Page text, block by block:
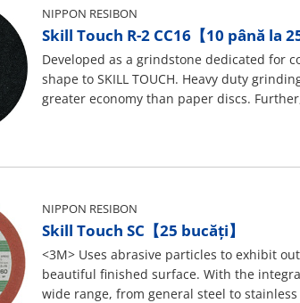
NIPPON RESIBON
Skill Touch R-2 CC16【10 până la
Developed as a grindstone dedicated for
shape to SKILL TOUCH. Heavy duty
greater economy than paper discs.
NIPPON RESIBON
Skill Touch SC【25 bucăți】
<3M> Uses abrasive particles to exhibit
beautiful finished surface. With the
wide range, from general steel to